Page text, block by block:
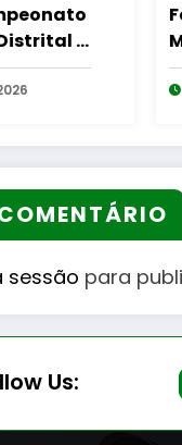
de Algodres –
de reflexão
Tecedeiras – Uma
de Mulheres e
De Agosto De 2026
sessão para
Us: